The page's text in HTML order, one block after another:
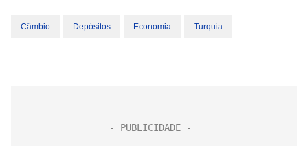
Câmbio Depósitos Economia Turquia